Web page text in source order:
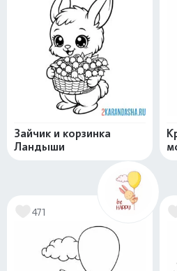
Зайчик и корзинка
Ландыши
471